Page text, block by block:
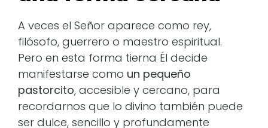
A veces el Señor aparece como rey,
filósofo, guerrero o maestro espiritual.
Pero en esta forma tierna Él decide
manifestarse como un pequeño
pastorcito, accesible y cercano, para
recordarnos que lo divino también puede
ser dulce, sencillo y profundamente